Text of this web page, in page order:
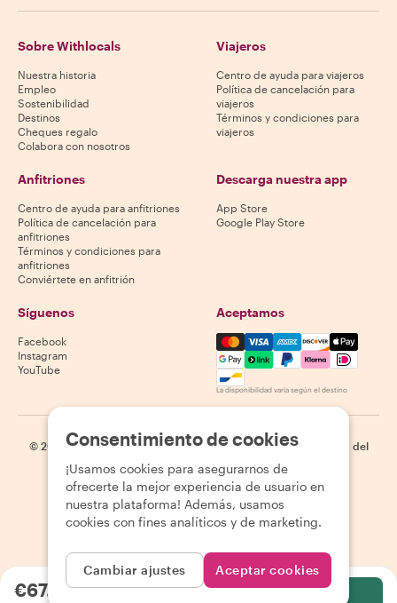
€67.28por persona
Sobre Withlocals
Nuestra historia
Empleo
Sostenibilidad
Destinos
Cheques regalo
Colabora con nosotros
Viajeros
Centro de ayuda para viajeros
Política de cancelación para
viajeros
Términos y condiciones para
viajeros
Anfitriones
Centro de ayuda para anfitriones
Política de cancelación para
anfitriones
Términos y condiciones para
anfitriones
Conviértete en anfitrión
Descarga nuestra app
App Store
Google Play Store
Síguenos
Facebook
Instagram
YouTube
Aceptamos
Mastercard, Visa, Amex,
La disponibilidad varía según el destino
© 2026 Withlocals.com | Política de privacidad | Cookies
Mapa del
Consentimiento de cookies
¡Usamos cookies para asegurarnos de
ofrecerte la mejor experiencia de usuario en
nuestra plataforma! Además, usamos
cookies con fines analíticos y de marketing.
Cambiar ajustes Aceptar cookies